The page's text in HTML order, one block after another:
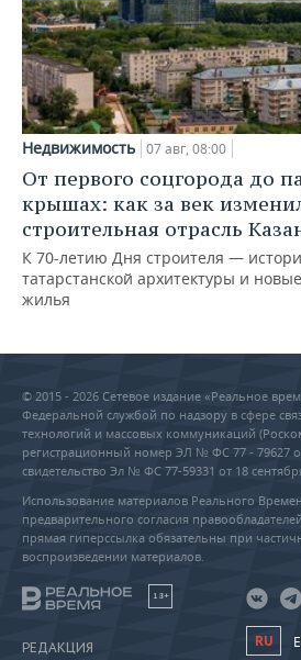
Недвижимость 07 авг, 08:00
От первого соцгорода до
крышах: как за век
строительная отрасль
К 70-летию Дня строителя —
татарстанской архитектуры и
жилья
© 2015 - 2026 Сетевое издание «Реальное
Федеральной службой по надзору в сфере
технологий и массовых коммуникаций
регистрационный номер ЭЛ № ФС 77 - 79627
свидетельство Эл № ФС 77-59331 от 18
Использование материалов Реального
предварительного согласия
прямая гиперссылка обязательны при
воспроизведении материалов.
18+
РЕДАКЦИЯ RU